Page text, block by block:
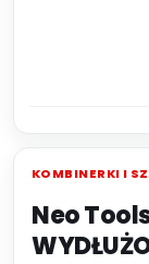
KOMBINERKI I
Neo